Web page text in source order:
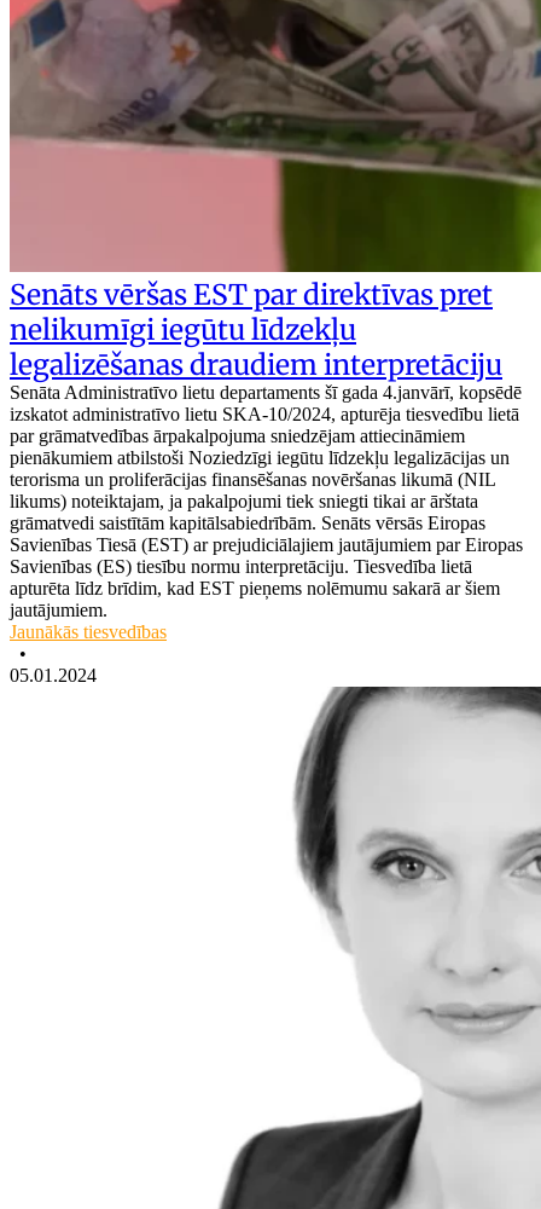
Senāts vēršas EST par direktīvas pret
nelikumīgi iegūtu līdzekļu
legalizēšanas draudiem interpretāciju
Senāta Administratīvo lietu departaments šī gada 4.janvārī, kopsēdē
izskatot administratīvo lietu SKA-10/2024, apturēja tiesvedību lietā
par grāmatvedības ārpakalpojuma sniedzējam attiecināmiem
pienākumiem atbilstoši Noziedzīgi iegūtu līdzekļu legalizācijas un
terorisma un proliferācijas finansēšanas novēršanas likumā (NIL
likums) noteiktajam, ja pakalpojumi tiek sniegti tikai ar ārštata
grāmatvedi saistītām kapitālsabiedrībām. Senāts vērsās Eiropas
Savienības Tiesā (EST) ar prejudiciālajiem jautājumiem par Eiropas
Savienības (ES) tiesību normu interpretāciju. Tiesvedība lietā
apturēta līdz brīdim, kad EST pieņems nolēmumu sakarā ar šiem
jautājumiem.
Jaunākās tiesvedības
•
05.01.2024